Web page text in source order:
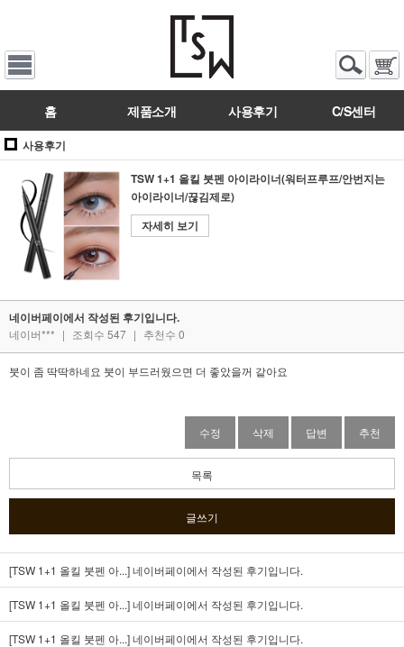
홈 제품소개 사용후기 C/S센터
사용후기
TSW 1+1 올킬 붓펜 아이라이너(워터프루프/안번지는
아이라이너/끊김제로)
자세히 보기
네이버페이에서 작성된 후기입니다.
네이버*** | 조회수 547 | 추천수 0
붓이 좀 딱딱하네요 붓이 부드러웠으면 더 좋았을꺼 같아요
수정 삭제 답변 추천
목록
글쓰기
[TSW 1+1 올킬 붓펜 아...]네이버페이에서 작성된 후기입니다.
[TSW 1+1 올킬 붓펜 아...]네이버페이에서 작성된 후기입니다.
[TSW 1+1 올킬 붓펜 아...]네이버페이에서 작성된 후기입니다.